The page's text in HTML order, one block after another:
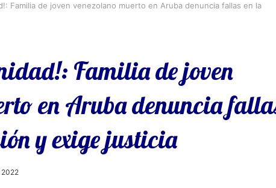
Familia de joven venezolano muerto en Aruba denuncia fallas en la
Familia de joven
en Aruba denuncia
y exige justicia
2022